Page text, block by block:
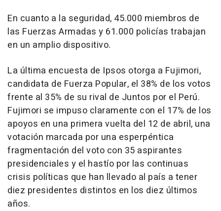
En cuanto a la seguridad, 45.000 miembros de
las Fuerzas Armadas y 61.000 policías trabajan
en un amplio dispositivo.
La última encuesta de Ipsos otorga a Fujimori,
candidata de Fuerza Popular, el 38% de los votos
frente al 35% de su rival de Juntos por el Perú.
Fujimori se impuso claramente con el 17% de los
apoyos en una primera vuelta del 12 de abril, una
votación marcada por una esperpéntica
fragmentación del voto con 35 aspirantes
presidenciales y el hastío por las continuas
crisis políticas que han llevado al país a tener
diez presidentes distintos en los diez últimos
años.